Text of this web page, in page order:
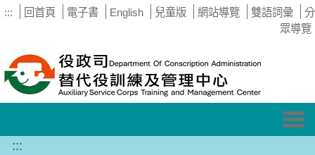
::: 回首頁 電子書 English 兒童版 網站導覽 雙語詞彙
分
眾導覽
:::